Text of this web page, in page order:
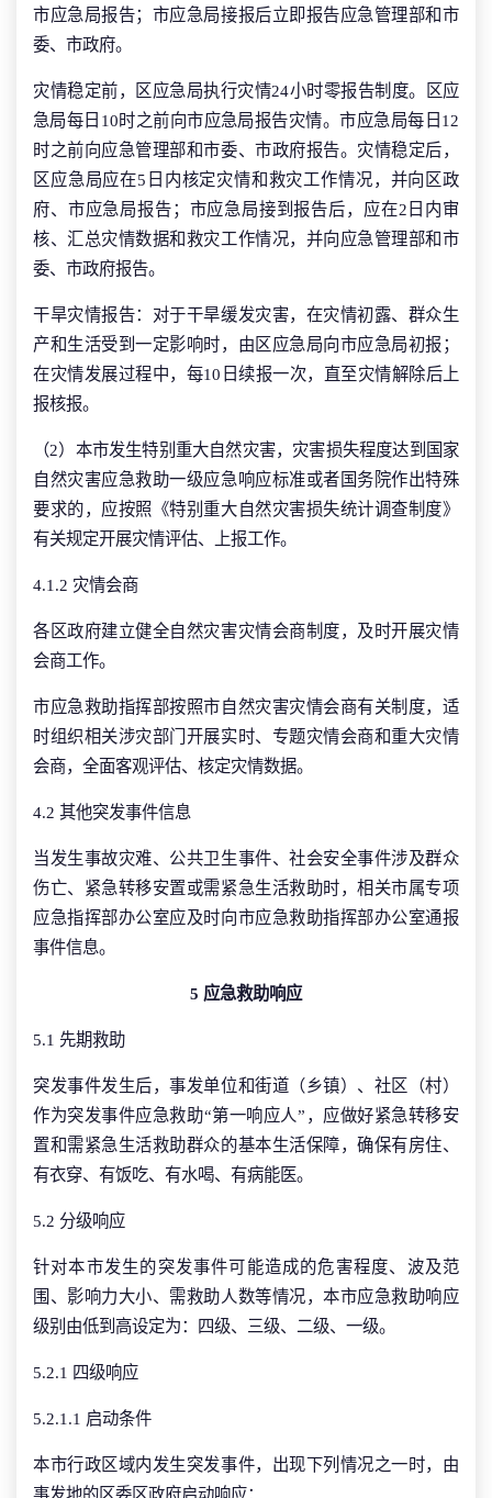
市应急局报告；市应急局接报后立即报告应急管理部和市
委、市政府。
灾情稳定前，区应急局执行灾情24小时零报告制度。区应
急局每日10时之前向市应急局报告灾情。市应急局每日12
时之前向应急管理部和市委、市政府报告。灾情稳定后，
区应急局应在5日内核定灾情和救灾工作情况，并向区政
府、市应急局报告；市应急局接到报告后，应在2日内审
核、汇总灾情数据和救灾工作情况，并向应急管理部和市
委、市政府报告。
干旱灾情报告：对于干旱缓发灾害，在灾情初露、群众生
产和生活受到一定影响时，由区应急局向市应急局初报；
在灾情发展过程中，每10日续报一次，直至灾情解除后上
报核报。
（2）本市发生特别重大自然灾害，灾害损失程度达到国家
自然灾害应急救助一级应急响应标准或者国务院作出特殊
要求的，应按照《特别重大自然灾害损失统计调查制度》
有关规定开展灾情评估、上报工作。
4.1.2 灾情会商
各区政府建立健全自然灾害灾情会商制度，及时开展灾情
会商工作。
市应急救助指挥部按照市自然灾害灾情会商有关制度，适
时组织相关涉灾部门开展实时、专题灾情会商和重大灾情
会商，全面客观评估、核定灾情数据。
4.2 其他突发事件信息
当发生事故灾难、公共卫生事件、社会安全事件涉及群众
伤亡、紧急转移安置或需紧急生活救助时，相关市属专项
应急指挥部办公室应及时向市应急救助指挥部办公室通报
事件信息。
5 应急救助响应
5.1 先期救助
突发事件发生后，事发单位和街道（乡镇）、社区（村）
作为突发事件应急救助“第一响应人”，应做好紧急转移安
置和需紧急生活救助群众的基本生活保障，确保有房住、
有衣穿、有饭吃、有水喝、有病能医。
5.2 分级响应
针对本市发生的突发事件可能造成的危害程度、波及范
围、影响力大小、需救助人数等情况，本市应急救助响应
级别由低到高设定为：四级、三级、二级、一级。
5.2.1 四级响应
5.2.1.1 启动条件
本市行政区域内发生突发事件，出现下列情况之一时，由
事发地的区委区政府启动响应：